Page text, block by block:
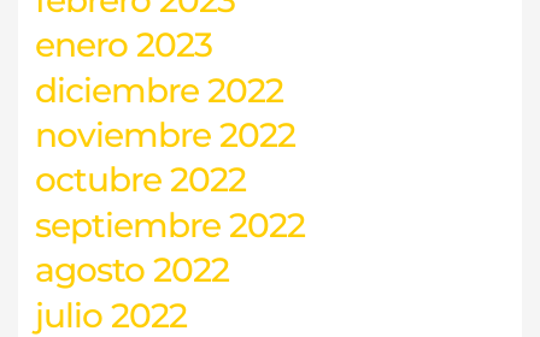
enero 2023
diciembre 2022
noviembre 2022
octubre 2022
septiembre 2022
agosto 2022
julio 2022